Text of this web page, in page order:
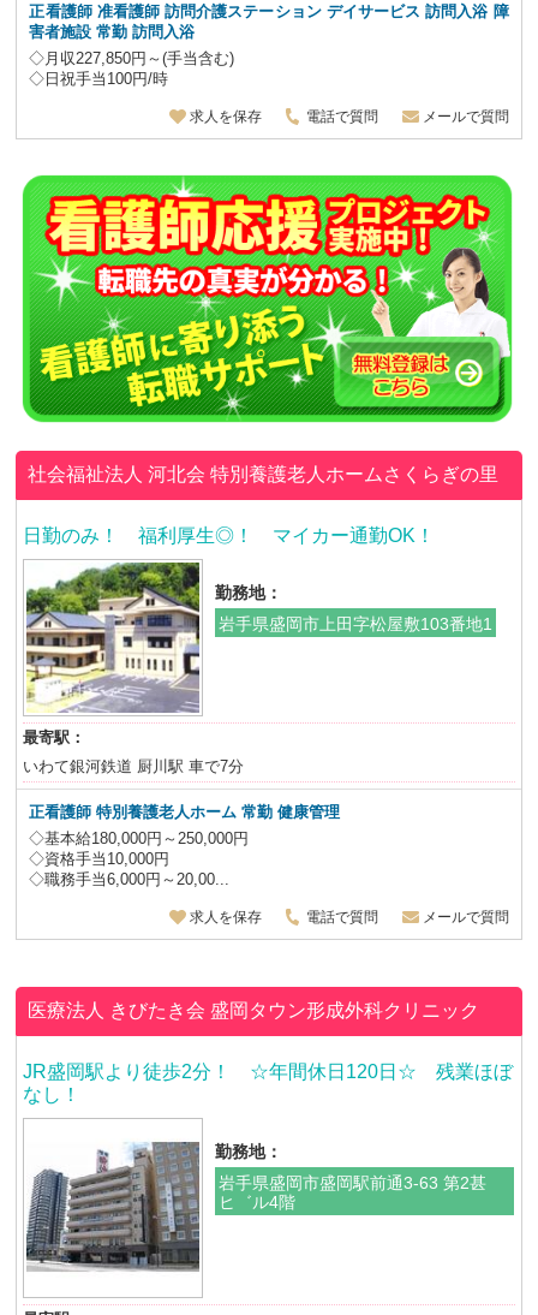
正看護師 准看護師 訪問介護ステーション デイサービス 訪問入浴 障
害者施設常勤 訪問入浴
◇月収227,850円～(手当含む)
◇日祝手当100円/時
求人を保存 電話で質問 メールで質問
社会福祉法人 河北会特別養護老人ホームさくらぎの里
日勤のみ！ 福利厚生◎！ マイカー通勤OK！
勤務地：
岩手県盛岡市上田字松屋敷103番地1
最寄駅：
いわて銀河鉄道 厨川駅 車で7分
正看護師 特別養護老人ホーム常勤 健康管理
◇基本給180,000円～250,000円
◇資格手当10,000円
◇職務手当6,000円～20,00...
求人を保存 電話で質問 メールで質問
医療法人 きびたき会 盛岡タウン形成外科クリニック
JR盛岡駅より徒歩2分！ ☆年間休日120日☆ 残業ほぼ
なし！
勤務地：
岩手県盛岡市盛岡駅前通3-63 第2甚
ヒ゛ル4階